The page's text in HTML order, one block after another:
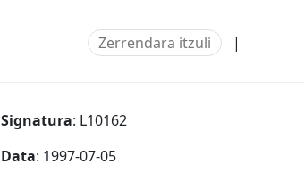
Zerrendara itzuli |
Signatura: L10162
Data: 1997-07-05